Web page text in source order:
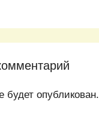
будет опубликован.